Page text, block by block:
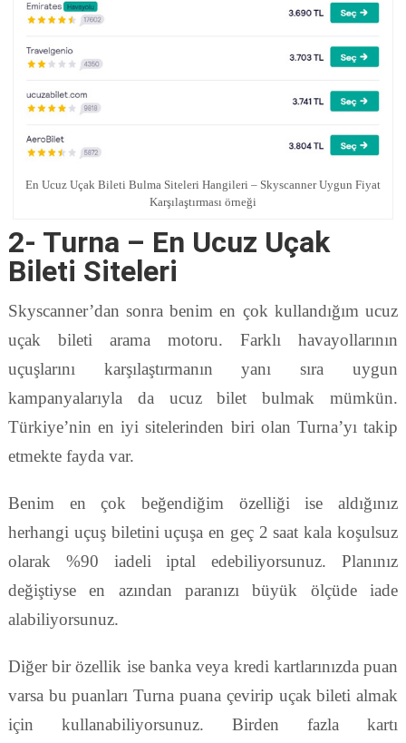
En Ucuz Uçak Bileti Bulma Siteleri Hangileri – Skyscanner Uygun Fiyat
Karşılaştırması örneği
2- Turna – En Ucuz Uçak
Bileti Siteleri
Skyscanner’dan sonra benim en çok kullandığım ucuz
uçak bileti arama motoru. Farklı havayollarının
uçuşlarını karşılaştırmanın yanı sıra uygun
kampanyalarıyla da ucuz bilet bulmak mümkün.
Türkiye’nin en iyi sitelerinden biri olan Turna’yı takip
etmekte fayda var.
Benim en çok beğendiğim özelliği ise aldığınız
herhangi uçuş biletini uçuşa en geç 2 saat kala koşulsuz
olarak %90 iadeli iptal edebiliyorsunuz. Planınız
değiştiyse en azından paranızı büyük ölçüde iade
alabiliyorsunuz.
Diğer bir özellik ise banka veya kredi kartlarınızda puan
varsa bu puanları Turna puana çevirip uçak bileti almak
için kullanabiliyorsunuz. Birden fazla kartı